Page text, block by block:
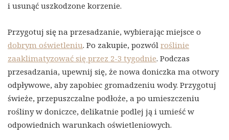
i usunąć uszkodzone korzenie.
Przygotuj się na przesadzanie, wybierając miejsce o
dobrym oświetleniu. Po zakupie, pozwól roślinie
zaaklimatyzować się przez 2-3 tygodnie. Podczas
przesadzania, upewnij się, że nowa doniczka ma otwory
odpływowe, aby zapobiec gromadzeniu wody. Przygotuj
świeże, przepuszczalne podłoże, a po umieszczeniu
rośliny w doniczce, delikatnie podlej ją i umieść w
odpowiednich warunkach oświetleniowych.